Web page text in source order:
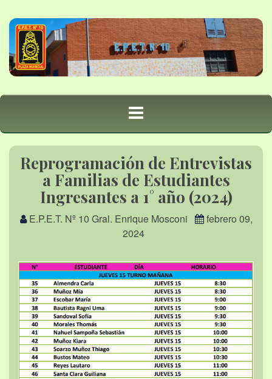
Reprogramación de Entrevistas
a Familias de Estudiantes
Ingresantes a 1° año (2024)
E.P.E.T. Nº 10 Gral. Enrique Mosconi
febrero 09,
2024